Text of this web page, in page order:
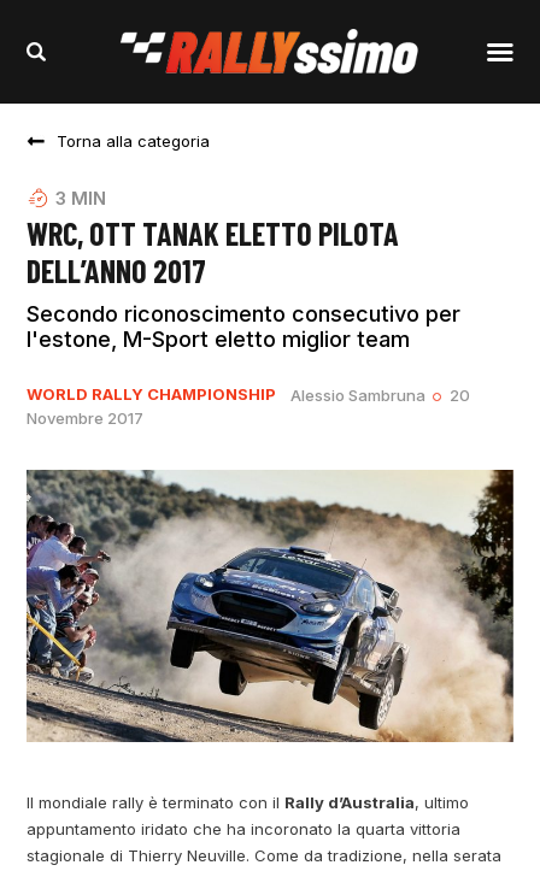
Torna alla categoria
3 MIN
WRC, OTT TANAK ELETTO PILOTA
DELL’ANNO 2017
Secondo riconoscimento consecutivo per
l'estone, M-Sport eletto miglior team
WORLD RALLY CHAMPIONSHIP Alessio Sambruna
20
Novembre 2017
Il mondiale rally è terminato con il Rally d’Australia, ultimo
appuntamento iridato che ha incoronato la quarta vittoria
stagionale di Thierry Neuville. Come da tradizione, nella serata